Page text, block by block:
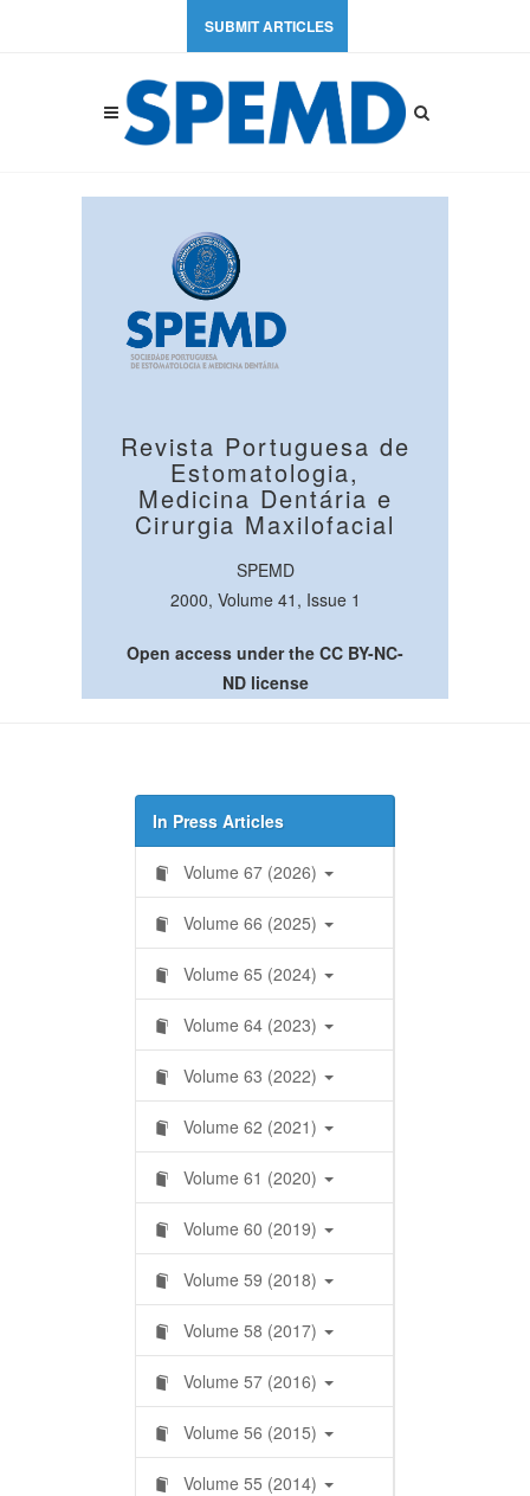
SUBMIT ARTICLES
Revista Portuguesa de
Estomatologia,
Medicina Dentária e
Cirurgia Maxilofacial
SPEMD
2000, Volume 41, Issue 1
Open access under the CC BY-NC-
ND license
In Press Articles
Volume 67 (2026)
Volume 66 (2025)
Volume 65 (2024)
Volume 64 (2023)
Volume 63 (2022)
Volume 62 (2021)
Volume 61 (2020)
Volume 60 (2019)
Volume 59 (2018)
Volume 58 (2017)
Volume 57 (2016)
Volume 56 (2015)
Volume 55 (2014)